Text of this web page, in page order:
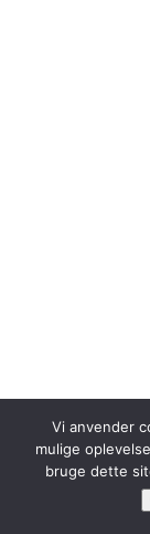
Vi anvender
mulige
bruge dette